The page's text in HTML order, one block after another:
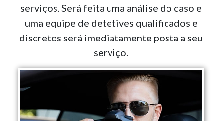
serviços. Será feita uma análise do caso e
uma equipe de detetives qualificados e
discretos será imediatamente posta a seu
serviço.